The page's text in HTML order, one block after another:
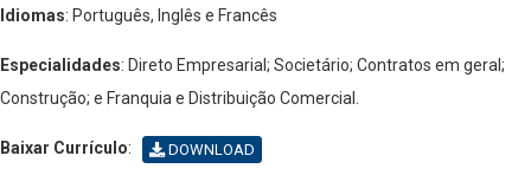
Idiomas: Português, Inglês e Francês
Especialidades: Direto Empresarial; Societário; Contratos em geral;
Construção; e Franquia e Distribuição Comercial.
Baixar Currículo: DOWNLOAD